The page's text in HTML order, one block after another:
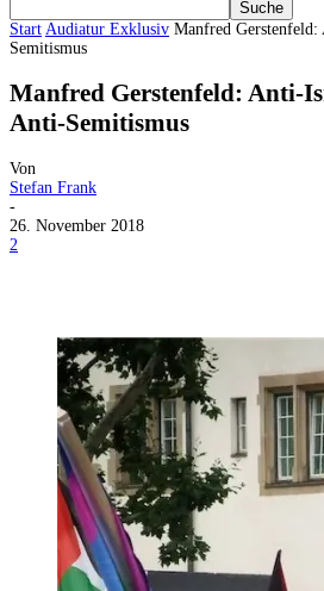
Start Audiatur Exklusiv Manfred
Semitismus
Manfred Gerstenfeld: Anti-
Anti-Semitismus
Von
Stefan Frank
-
26. November 2018
2